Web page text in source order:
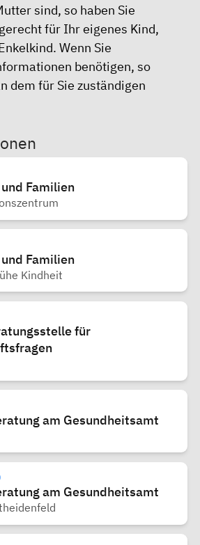
sind, so haben Sie
für Ihr eigenes Kind,
Wenn Sie
benötigen, so
dem für Sie zuständigen
Familien
Familien
Kindheit
für
am Gesundheitsamt
am Gesundheitsamt